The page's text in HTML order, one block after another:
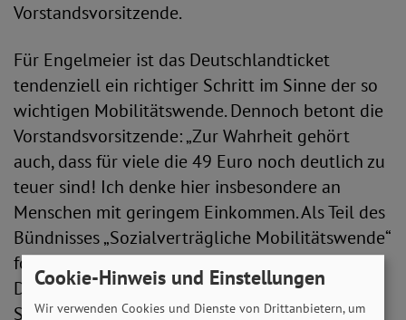
Vorstandsvorsitzende.
Für Engelmeier ist das Deutschlandticket
tendenziell ein richtiger Schritt im Sinne der so
wichtigen Mobilitätswende. Dennoch betont die
Vorstandsvorsitzende: „Zur Wahrheit gehört
auch, dass für viele die 49 Euro noch deutlich zu
teuer sind! Ich denke hier insbesondere an
Menschen mit geringem Einkommen. Als Teil des
Bündnisses „Sozialverträgliche Mobilitätswende“
fordern wir als SoVD als Ergänzung zum
Deutschlandticket ein bundesweit gültiges
Sozialticket für maximal 29 Euro speziell für
Cookie-Hinweis und Einstellungen
Wir verwenden Cookies und Dienste von Drittanbietern, um